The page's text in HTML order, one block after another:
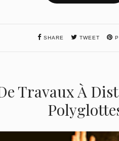
SHARE TWEET
Travaux À